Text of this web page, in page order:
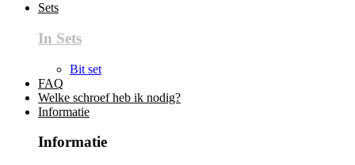
Sets
In Sets
Bit set
FAQ
Welke schroef heb ik nodig?
Informatie
Informatie